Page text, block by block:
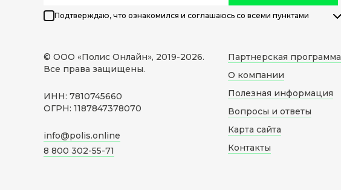
Подтверждаю, что ознакомился и соглашаюсь со всеми пунктами
© ООО «Полис Онлайн», 2019-2026.
Все права защищены.
ИНН: 7810745660
ОГРН: 1187847378070
info@polis.online
8 800 302-55-71
Партнерская программа
О компании
Полезная информация
Вопросы и ответы
Карта сайта
Контакты